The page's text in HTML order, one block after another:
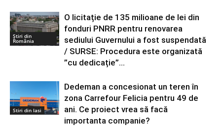
Știri din
România
O licitație de 135 milioane de lei din
fonduri PNRR pentru renovarea
sediului Guvernului a fost suspendată
/ SURSE: Procedura este organizată
”cu dedicație”...
Stiri din Iasi
Dedeman a concesionat un teren în
zona Carrefour Felicia pentru 49 de
ani. Ce proiect vrea să facă
importanta companie?